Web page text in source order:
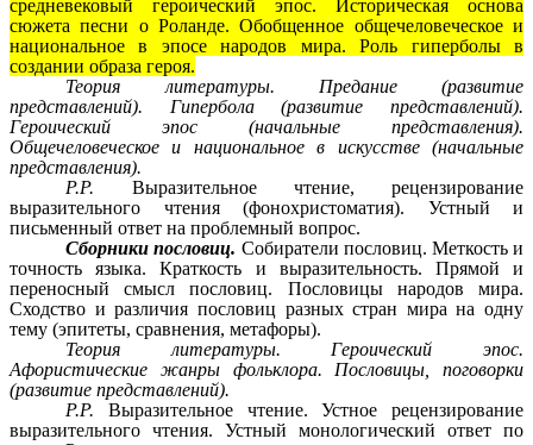
средневековый героический эпос. Историческая основа
сюжета песни о Роланде. Обобщенное общечеловеческое и
национальное в эпосе народов мира. Роль гиперболы в
создании образа героя.
Теория литературы. Предание (развитие
представлений). Гипербола (развитие представлений).
Героический эпос (начальные представления).
Общечеловеческое и национальное в искусстве (начальные
представления).
P.P. Выразительное чтение, рецензирование
выразительного чтения (фонохристоматия). Устный и
письменный ответ на проблемный вопрос.
Сборники пословиц. Собиратели пословиц. Меткость и
точность языка. Краткость и выразительность. Прямой и
переносный смысл пословиц. Пословицы народов мира.
Сходство и различия пословиц разных стран мира на одну
тему (эпитеты, сравнения, метафоры).
Теория литературы. Героический эпос.
Афористические жанры фольклора. Пословицы, поговорки
(развитие представлений).
P.P. Выразительное чтение. Устное рецензирование
выразительного чтения. Устный монологический ответ по